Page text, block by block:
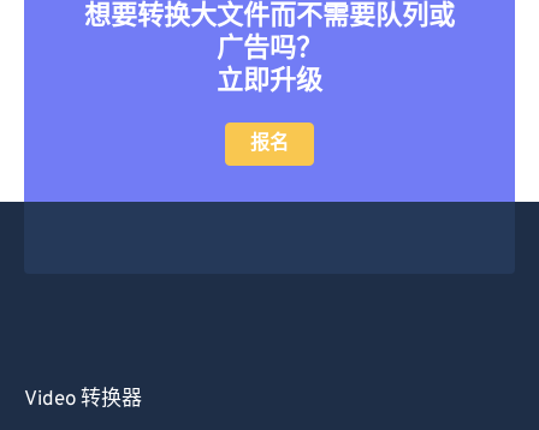
想要转换大文件而不需要队列或
广告吗？
立即升级
报名
Video 转换器